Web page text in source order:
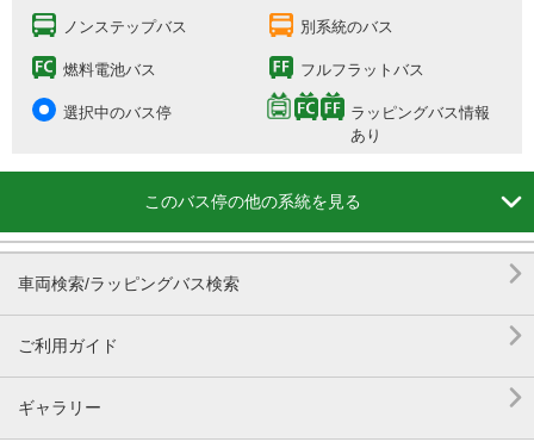
ノンステップバス 別系統のバス
燃料電池バス フルフラットバス
選択中のバス停
ラッピングバス情報
あり
このバス停の他の系統を見る 
車両検索/ラッピングバス検索 
ご利用ガイド 
ギャラリー 